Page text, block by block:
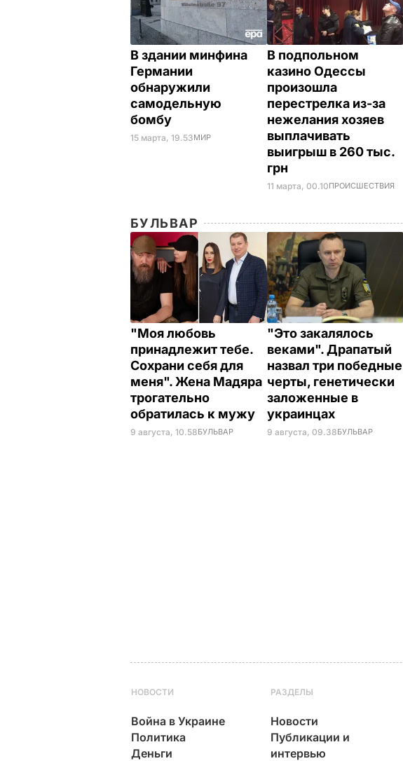
В здании минфина
Германии
обнаружили
самодельную
бомбу
15 марта, 19.53МИР
В подпольном
казино Одессы
произошла
перестрелка из-за
нежелания хозяев
выплачивать
выигрыш в 260 тыс.
грн
11 марта, 00.10ПРОИСШЕСТВИЯ
БУЛЬВАР
"Моя любовь
принадлежит тебе.
Сохрани себя для
меня". Жена Мадяра
трогательно
обратилась к мужу
9 августа, 10.58БУЛЬВАР
"Это закалялось
веками". Драпатый
назвал три победные
черты, генетически
заложенные в
украинцах
9 августа, 09.38БУЛЬВАР
НОВОСТИ
Война в Украине
Политика
Деньги
РАЗДЕЛЫ
Новости
Публикации и
интервью